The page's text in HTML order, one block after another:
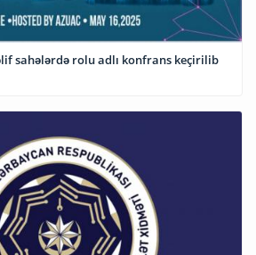
sahələrdə rolu adlı konfrans keçirilib